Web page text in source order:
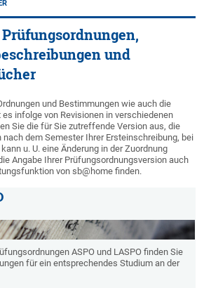
und
und Bestimmungen wie auch die
infolge von Revisionen in verschiedenen
Sie die für Sie zutreffende Version aus, die
dem Semester Ihrer Ersteinschreibung, bei
u. U. eine Änderung in der Zuordnung
Angabe Ihrer Prüfungsordnungsversion auch
von sb@home finden.
ASPO und LASPO finden Sie
für ein entsprechendes Studium an der